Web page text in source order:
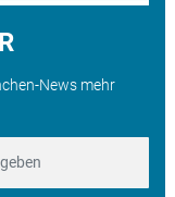
News mehr